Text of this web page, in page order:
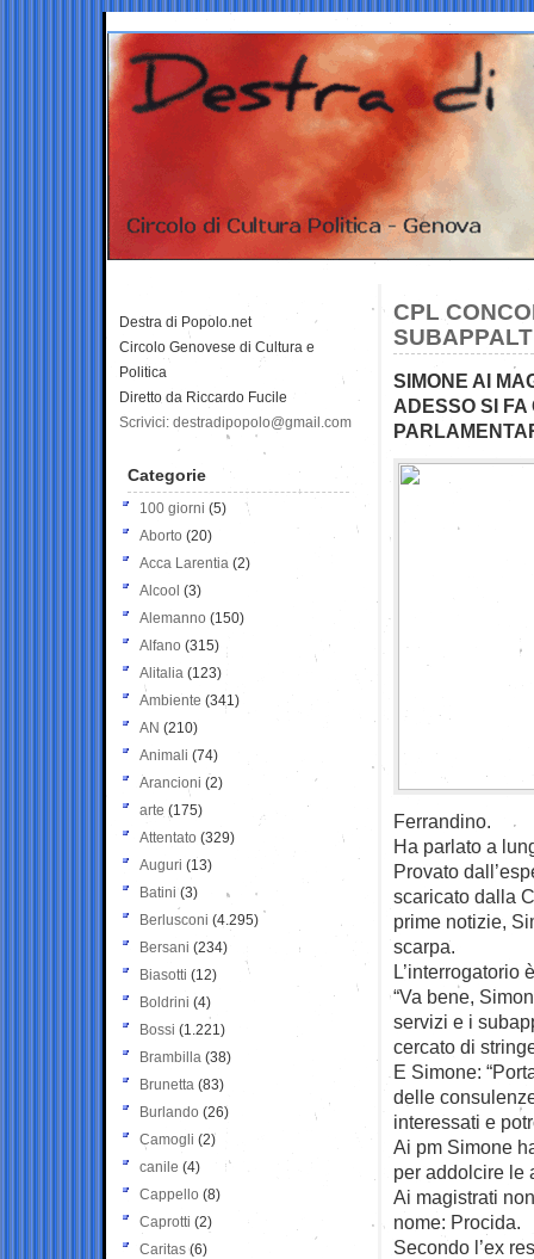
CPL
SIMONE AI
ADESSO SI
Ferrandino.
Ha parlato a
Provato
scaricato dalla
prime notizie,
scarpa.
L’interrogatorio
“Va bene,
servizi e i
cercato di
E Simone:
delle
interessati e
Ai pm Simone
per addolcire le
Ai magistrati
nome: Procida.
Secondo l’ex
Destra di Popolo.net
Circolo Genovese di Cultura e
Politica
Diretto da Riccardo Fucile
Scrivici: destradipopolo@gmail.com
Categorie
100 giorni (5)
Aborto (20)
Acca Larentia (2)
Alcool (3)
Alemanno (150)
Alfano (315)
Alitalia (123)
Ambiente (341)
AN (210)
Animali (74)
Arancioni (2)
arte (175)
Attentato (329)
Auguri (13)
Batini (3)
Berlusconi (4.295)
Bersani (234)
Biasotti (12)
Boldrini (4)
Bossi (1.221)
Brambilla (38)
Brunetta (83)
Burlando (26)
Camogli (2)
canile (4)
Cappello (8)
Caprotti (2)
Caritas (6)